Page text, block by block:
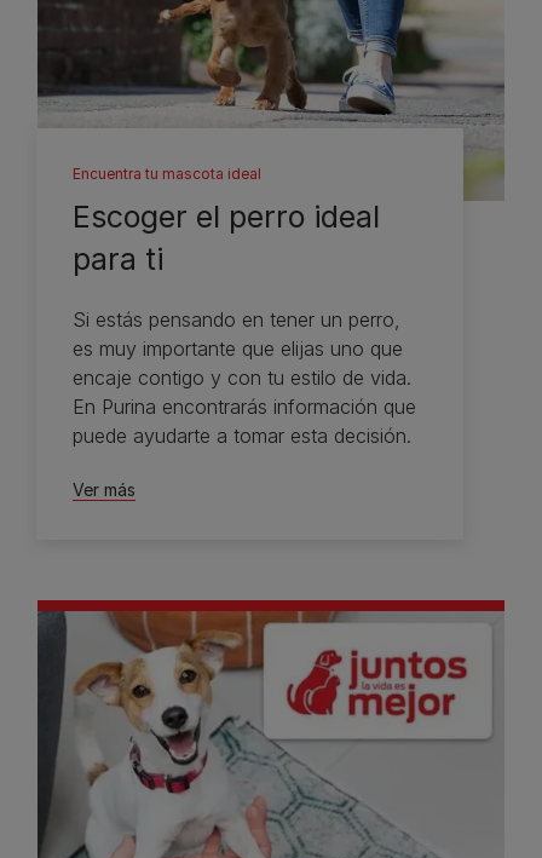
Encuentra tu mascota ideal
Escoger el perro ideal
para ti
Si estás pensando en tener un perro,
es muy importante que elijas uno que
encaje contigo y con tu estilo de vida.
En Purina encontrarás información que
puede ayudarte a tomar esta decisión.
Ver más